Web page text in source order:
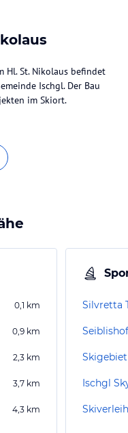
Hl. St. Nikolaus befindet
Ischgl. Der Bau
im Skiort.
0,1 km
0,9 km
2,3 km
3,7 km
4,3 km
Silvretta
Ischgl